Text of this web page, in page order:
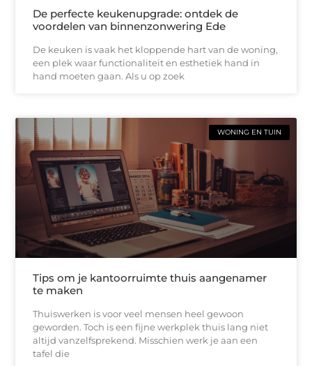
De perfecte keukenupgrade: ontdek de
voordelen van binnenzonwering Ede
De keuken is vaak het kloppende hart van de woning,
een plek waar functionaliteit en esthetiek hand in
hand moeten gaan. Als u op zoek
WONING EN TUIN
Tips om je kantoorruimte thuis aangenamer
te maken
Thuiswerken is voor veel mensen heel gewoon
geworden. Toch is een fijne werkplek thuis lang niet
altijd vanzelfsprekend. Misschien werk je aan een
tafel die